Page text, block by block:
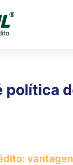
política